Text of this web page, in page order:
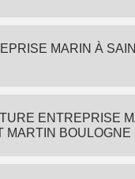
MARIN À
ENTREPRISE
MARTIN BOULOGNE